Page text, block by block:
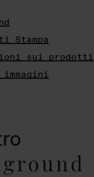
Stampa
sui prodotti